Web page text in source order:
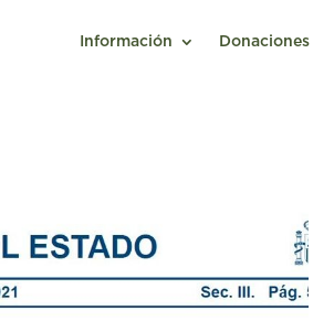
Información Donaciones